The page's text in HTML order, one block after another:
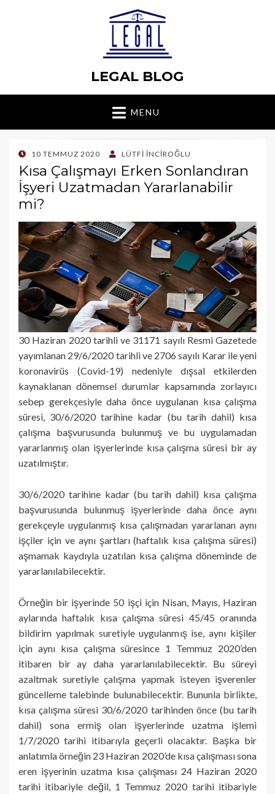
LEGAL BLOG
MENU
POSTED
ON
10 TEMMUZ 2020 LÜTFI İNCIROĞLU
Kısa Çalışmayı Erken Sonlandıran
İşyeri Uzatmadan Yararlanabilir
mi?
30 Haziran 2020 tarihli ve 31171 sayılı Resmi Gazetede
yayımlanan 29/6/2020 tarihli ve 2706 sayılı Karar ile yeni
koronavirüs (Covid-19) nedeniyle dışsal etkilerden
kaynaklanan dönemsel durumlar kapsamında zorlayıcı
sebep gerekçesiyle daha önce uygulanan kısa çalışma
süresi, 30/6/2020 tarihine kadar (bu tarih dahil) kısa
çalışma başvurusunda bulunmuş ve bu uygulamadan
yararlanmış olan işyerlerinde kısa çalışma süresi bir ay
uzatılmıştır.
30/6/2020 tarihine kadar (bu tarih dahil) kısa çalışma
başvurusunda bulunmuş işyerlerinde daha önce aynı
gerekçeyle uygulanmış kısa çalışmadan yararlanan aynı
işçiler için ve aynı şartları (haftalık kısa çalışma süresi)
aşmamak kaydıyla uzatılan kısa çalışma döneminde de
yararlanılabilecektir.
Örneğin bir işyerinde 50 işçi için Nisan, Mayıs, Haziran
aylarında haftalık kısa çalışma süresi 45/45 oranında
bildirim yapılmak suretiyle uygulanmış ise, aynı kişiler
için aynı kısa çalışma süresince 1 Temmuz 2020’den
itibaren bir ay daha yararlanılabilecektir. Bu süreyi
azaltmak suretiyle çalışma yapmak isteyen işverenler
güncelleme talebinde bulunabilecektir. Bununla birlikte,
kısa çalışma süresi 30/6/2020 tarihinden önce (bu tarih
dahil) sona ermiş olan işyerlerinde uzatma işlemi
1/7/2020 tarihi itibarıyla geçerli olacaktır. Başka bir
anlatımla örneğin 23 Haziran 2020’de kısa çalışması sona
eren işyerinin uzatma kısa çalışması 24 Haziran 2020
tarihi itibariyle değil, 1 Temmuz 2020 tarihi itibariyle